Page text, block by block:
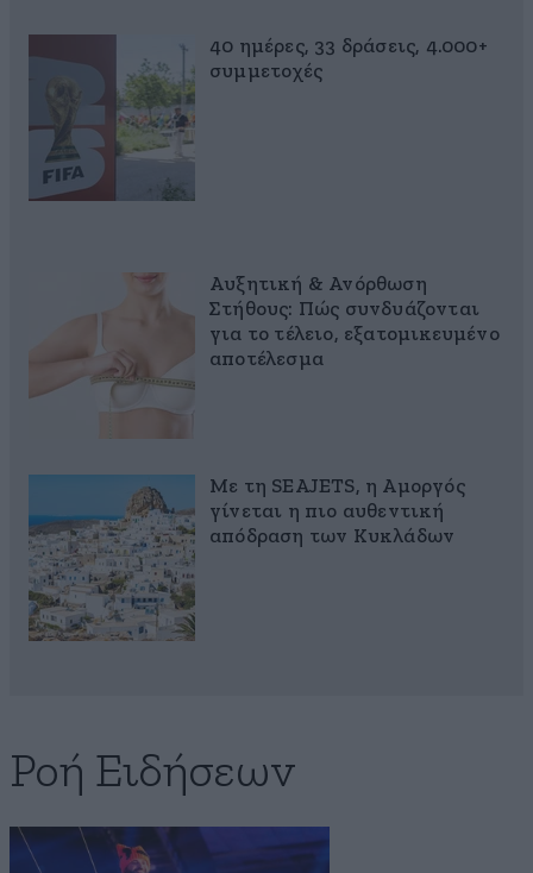
40 ημέρες, 33 δράσεις, 4.000+
συμμετοχές
Αυξητική & Ανόρθωση
Στήθους: Πώς συνδυάζονται
για το τέλειο, εξατομικευμένο
αποτέλεσμα
Με τη SEAJETS, η Αμοργός
γίνεται η πιο αυθεντική
απόδραση των Κυκλάδων
Ροή Ειδήσεων